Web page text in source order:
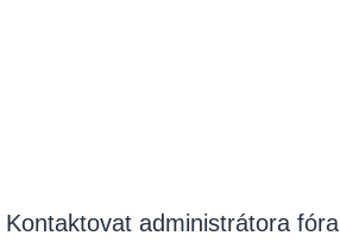
Kontaktovat administrátora fóra